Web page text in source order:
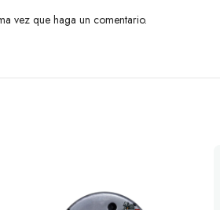
vez que haga un comentario.